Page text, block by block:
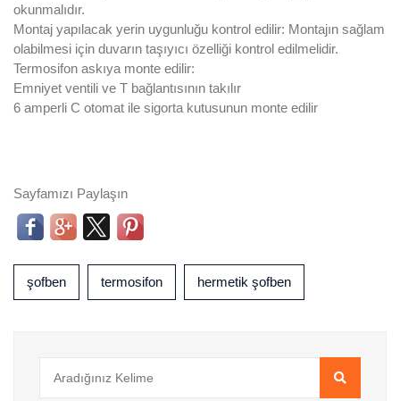
okunmalıdır.
Montaj yapılacak yerin uygunluğu kontrol edilir: Montajın sağlam
olabilmesi için duvarın taşıyıcı özelliği kontrol edilmelidir.
Termosifon askıya monte edilir:
Emniyet ventili ve T bağlantısının takılır
6 amperli C otomat ile sigorta kutusunun monte edilir
Sayfamızı Paylaşın
şofben termosifon hermetik şofben